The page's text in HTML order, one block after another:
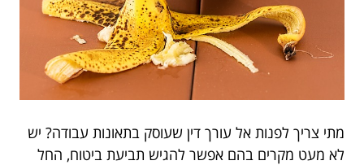
מתי צריך לפנות אל עורך דין שעוסק בתאונות עבודה? יש
לא מעט מקרים בהם אפשר להגיש תביעת ביטוח, החל